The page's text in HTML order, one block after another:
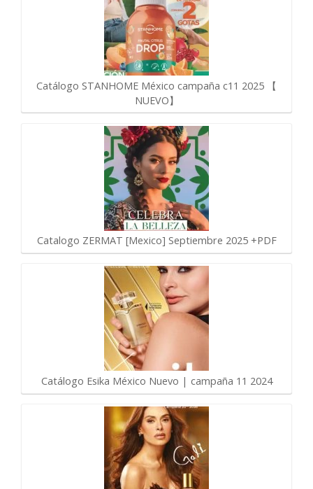
Catálogo STANHOME México campaña c11 2025 【
NUEVO】
Catalogo ZERMAT [Mexico] Septiembre 2025 +PDF
Catálogo Esika México Nuevo | campaña 11 2024